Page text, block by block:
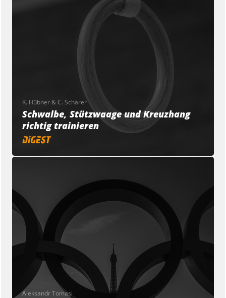
K. Hübner & C. Schärer
Schwalbe, Stützwaage und Kreuzhang
richtig trainieren
Aleksandr Tomasi